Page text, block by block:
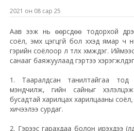
2021 он 08 сар 25
Аав ээж нь өөрсдөө тодорхой
соёл, эмх цэгцгүй бол хүүхэд ямар ч
гэрийн соёлоор л түлхүү хүмүүждэг.
санааг баяжуулаад гэртээ
1. Тааралдсан танилтайгаа тод
мэндчилж, үгийн сайныг
бусадтай харилцах харилцааны соёл,
хичээлээ сурдаг.
2. Гэрээс гарахдаа болон ирэхдээ